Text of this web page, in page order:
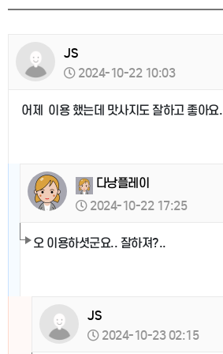
JS
2024-10-22 10:03
어제 이용 했는데 맛사지도 잘하고 좋아요.
다낭플레이
2024-10-22 17:25
오 이용하셧군요.. 잘하져?..
JS
2024-10-23 02:15